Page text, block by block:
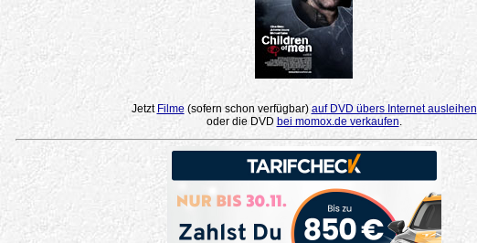
Jetzt Filme(sofern schon verfügbar) auf DVD übers Internet ausleihen
oder die DVD bei momox.de verkaufen.